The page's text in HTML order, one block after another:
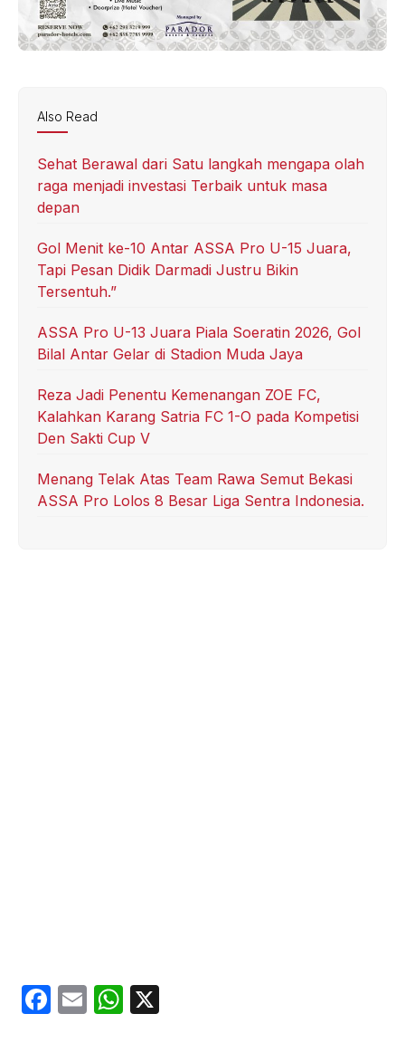
Also Read
Sehat Berawal dari Satu langkah mengapa olah
raga menjadi investasi Terbaik untuk masa
depan
Gol Menit ke-10 Antar ASSA Pro U-15 Juara,
Tapi Pesan Didik Darmadi Justru Bikin
Tersentuh.”
ASSA Pro U-13 Juara Piala Soeratin 2026, Gol
Bilal Antar Gelar di Stadion Muda Jaya
Reza Jadi Penentu Kemenangan ZOE FC,
Kalahkan Karang Satria FC 1-O pada Kompetisi
Den Sakti Cup V
Menang Telak Atas Team Rawa Semut Bekasi
ASSA Pro Lolos 8 Besar Liga Sentra Indonesia.
F
E
W